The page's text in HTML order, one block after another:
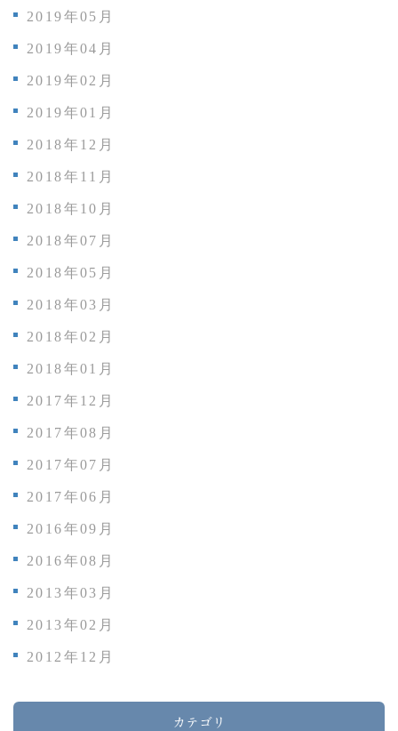
2019年05月
2019年04月
2019年02月
2019年01月
2018年12月
2018年11月
2018年10月
2018年07月
2018年05月
2018年03月
2018年02月
2018年01月
2017年12月
2017年08月
2017年07月
2017年06月
2016年09月
2016年08月
2013年03月
2013年02月
2012年12月
カテゴリ